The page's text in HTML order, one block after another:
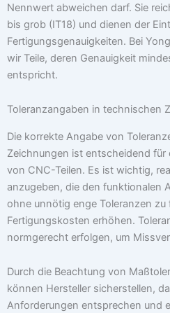
Nennwert abweichen darf. Sie
bis grob (IT18) und dienen der
Fertigungsgenauigkeiten. Bei
wir Teile, deren Genauigkeit
entspricht.
Toleranzangaben in technischen
Die korrekte Angabe von
Zeichnungen ist entscheidend für
von CNC-Teilen. Es ist wichtig,
anzugeben, die den funktionalen
ohne unnötig enge Toleranzen zu
Fertigungskosten erhöhen.
normgerecht erfolgen, um
Durch die Beachtung von
können Hersteller sicherstellen,
Anforderungen entsprechen und